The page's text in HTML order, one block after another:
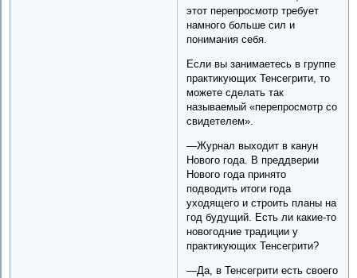
этот перепросмотр требует
намного больше сил и
понимания себя.
Если вы занимаетесь в группе
практикующих Тенсегрити, то
можете сделать так
называемый «перепросмотр со
свидетелем».
—Журнал выходит в канун
Нового года. В преддверии
Нового года принято
подводить итоги года
уходящего и строить планы на
год будущий. Есть ли какие-то
новогодние традиции у
практикующих Тенсегрити?
—Да, в Тенсегрити есть своего